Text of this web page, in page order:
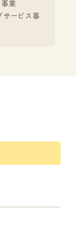
事業
サービス事